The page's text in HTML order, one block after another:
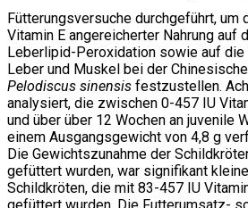
Fütterungsversuche durchgeführt, um
Vitamin E angereicherter Nahrung auf
Leberlipid-Peroxidation sowie auf die
Leber und Muskel bei der
Pelodiscus sinensis festzustellen.
analysiert, die zwischen 0-457 IU
und über über 12 Wochen an juvenile
einem Ausgangsgewicht von 4,8 g
Die Gewichtszunahme der
gefüttert wurden, war signifikant
Schildkröten, die mit 83-457 IU